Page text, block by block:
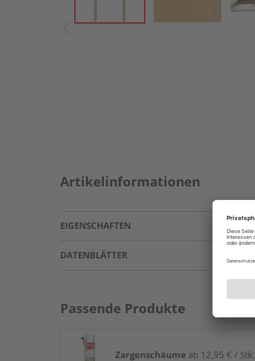
Artikelinformationen
EIGENSCHAFTEN
DATENBLÄTTER
Passende Produkte
Zargenschäume ab 12,95 € / Stk.